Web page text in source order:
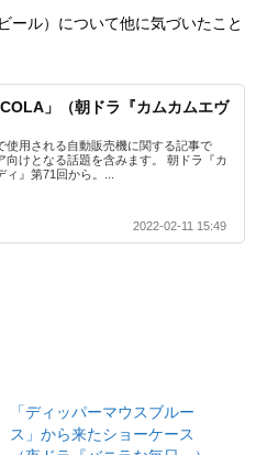
ール）について他に気づいたこと
COLA」（朝ドラ『カムカムエヴ
使用される自動販売機に関する記事で
向けとなる話題を含みます。 朝ドラ『カ
ィ』第71回から。...
2022-02-11 15:49
「ディッパーマウスブルー
ス」から来たショーケース